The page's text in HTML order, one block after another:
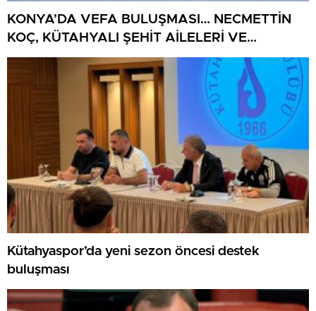
KONYA’DA VEFA BULUŞMASI… NECMETTİN
KOÇ, KÜTAHYALI ŞEHİT AİLELERİ VE
GAZİLERİ AĞIRLADI
Kütahyaspor’da yeni sezon öncesi destek
buluşması